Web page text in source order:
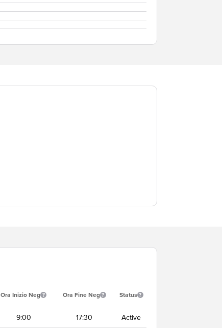
Ora Inizio Neg Ora Fine Neg Status
9:00 17:30 Active